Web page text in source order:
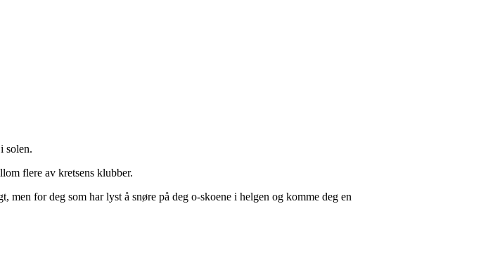
solen.
flere av kretsens klubber.
for deg som har lyst å snøre på deg o-skoene i helgen og komme deg en